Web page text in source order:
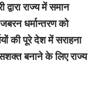
राज्य में समान
धर्मान्तरण को
की पूरे देश में सराहना
बनाने के लिए राज्य